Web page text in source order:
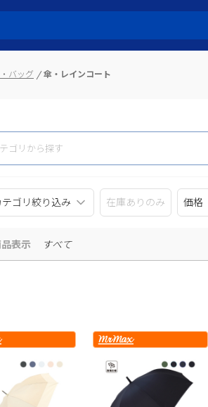
バッグ 傘・レインコート
テゴリ絞り込み 在庫ありのみ 価格
表示 すべて